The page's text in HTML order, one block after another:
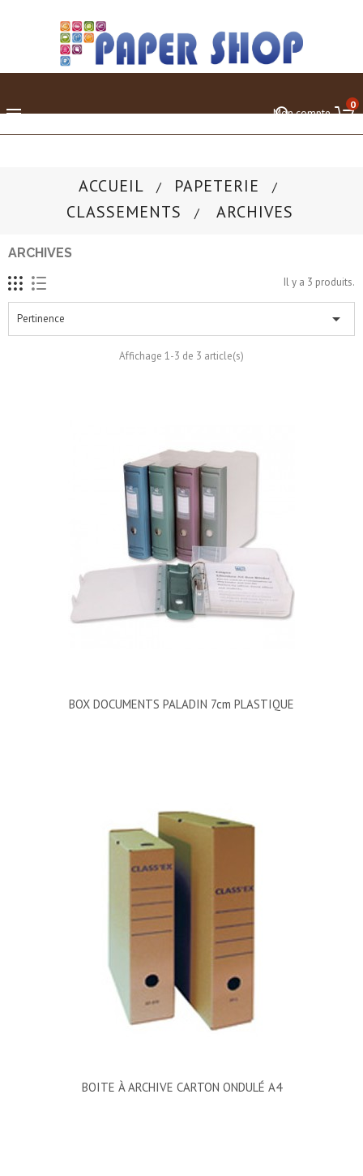
 0
Mon compte
ACCUEIL
PAPETERIE
CLASSEMENTS
ARCHIVES
ARCHIVES
Il y a 3 produits.
Pertinence 
Affichage 1-3 de 3 article(s)
BOX DOCUMENTS PALADIN 7cm PLASTIQUE
BOITE À ARCHIVE CARTON ONDULÉ A4